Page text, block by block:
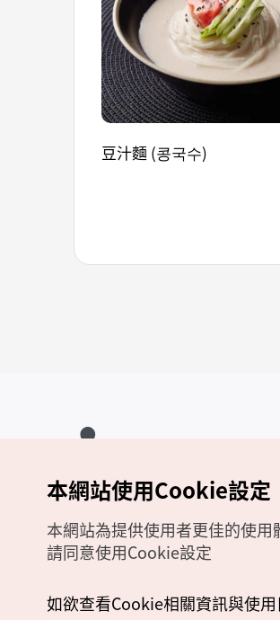
豆汁麵 (콩국수)
Copyrights (c) 韓國觀光公社版權所有
如有相關疑問或建議，歡迎來信至官方信箱
本網站使用Cookie設定
本網站為提供使用者更佳的使
請同意使用Cookie設定
如欲查看Cookie相關資訊與使